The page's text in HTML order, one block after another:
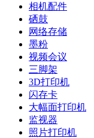
相机配件
硒鼓
网络存储
墨粉
视频会议
三脚架
3D打印机
闪存卡
大幅面打印机
监视器
照片打印机